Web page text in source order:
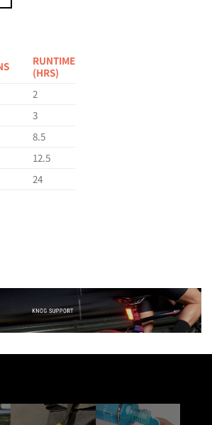
RUNTIME
(HRS)
2
3
8.5
12.5
24